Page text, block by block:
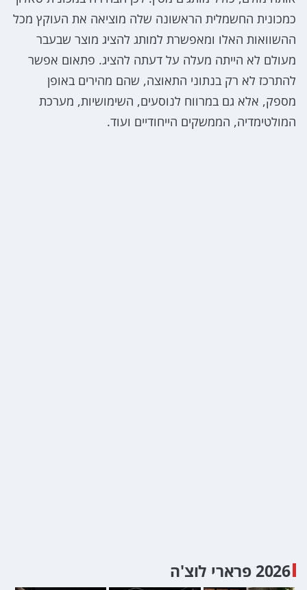
כמכונית החשמלית הראשונה שלה מוציאה את העוקץ מכל
ההשוואות האלו ומאפשרת למותג להציג מוצר שבעבר
מעולם לא הייתה מעלה על דעתה להציג. פתאום אפשר
להתרכז לא רק בנתוני התאוצה, שהם מהירים באופן
מספק, אלא גם במרווח לנוסעים, השימושיות, מערכת
המולטימדיה, הממשקים הייחודיים ועוד.
2026 פרארי לוצ'ה